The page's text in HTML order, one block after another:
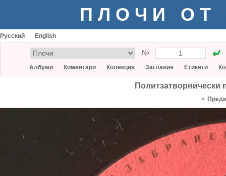
ПЛОЧИ ОТ
Русский English
№
Албуми Коментари Колекция Заглавия Етикети
Политзатворнически
«